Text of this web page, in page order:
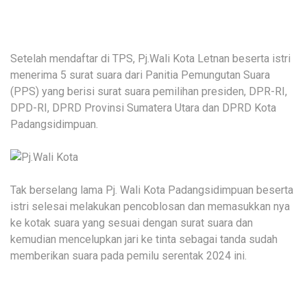
Setelah mendaftar di TPS, Pj.Wali Kota Letnan beserta istri
menerima 5 surat suara dari Panitia Pemungutan Suara
(PPS) yang berisi surat suara pemilihan presiden, DPR-RI,
DPD-RI, DPRD Provinsi Sumatera Utara dan DPRD Kota
Padangsidimpuan.
Tak berselang lama Pj. Wali Kota Padangsidimpuan beserta
istri selesai melakukan pencoblosan dan memasukkan nya
ke kotak suara yang sesuai dengan surat suara dan
kemudian mencelupkan jari ke tinta sebagai tanda sudah
memberikan suara pada pemilu serentak 2024 ini.